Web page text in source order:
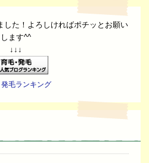
した！よろしければポチッとお願い
します^^
↓↓↓
毛ランキング